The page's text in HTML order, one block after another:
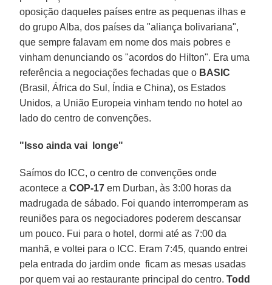
oposição daqueles países entre as pequenas ilhas e
do grupo Alba, dos países da "aliança bolivariana",
que sempre falavam em nome dos mais pobres e
vinham denunciando os "acordos do Hilton". Era uma
referência a negociações fechadas que o BASIC
(Brasil, África do Sul, Índia e China), os Estados
Unidos, a União Europeia vinham tendo no hotel ao
lado do centro de convenções.
"Isso ainda vai longe"
Saímos do ICC, o centro de convenções onde
acontece a COP-17 em Durban, às 3:00 horas da
madrugada de sábado. Foi quando interromperam as
reuniões para os negociadores poderem descansar
um pouco. Fui para o hotel, dormi até as 7:00 da
manhã, e voltei para o ICC. Eram 7:45, quando entrei
pela entrada do jardim onde ficam as mesas usadas
por quem vai ao restaurante principal do centro.Todd